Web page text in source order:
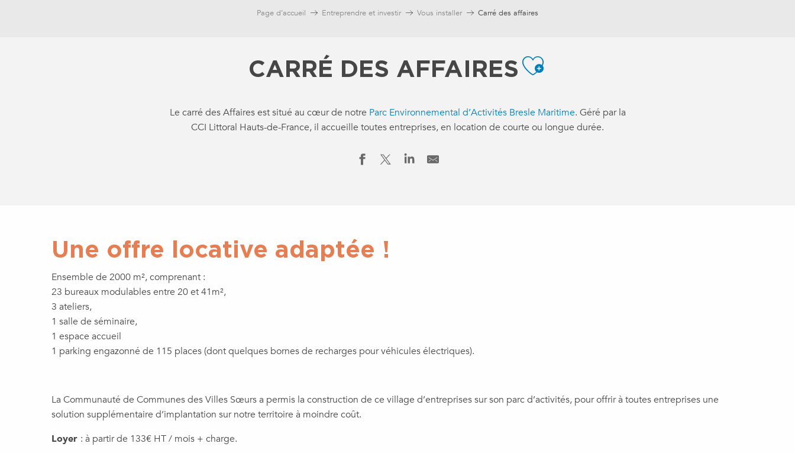
Page d’accueil Entreprendre et investir Vous installer Carré des affaires
CARRÉ DES AFFAIRESAjouter aux favoris
Le carré des Affaires est situé au cœur de notre Parc Environnemental d’Activités Bresle Maritime. Géré par la
CCI Littoral Hauts-de-France, il accueille toutes entreprises, en location de courte ou longue durée.
Une offre locative adaptée !
Ensemble de 2000 m², comprenant :
23 bureaux modulables entre 20 et 41m²,
3 ateliers,
1 salle de séminaire,
1 espace accueil
1 parking engazonné de 115 places (dont quelques bornes de recharges pour véhicules électriques).
La Communauté de Communes des Villes Sœurs a permis la construction de ce village d’entreprises sur son parc d’activités, pour offrir à toutes entreprises une
solution supplémentaire d’implantation sur notre territoire à moindre coût.
Loyer : à partir de 133€ HT / mois + charge.